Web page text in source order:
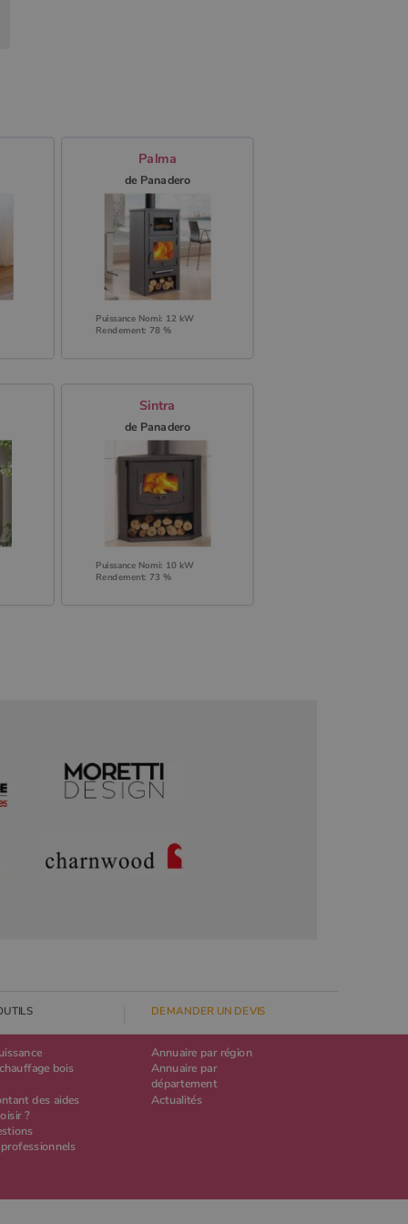
Palma
de Panadero
Puissance Nomi: 12 kW
Rendement: 78 %
Sintra
de Panadero
Puissance Nomi: 10 kW
Rendement: 73 %
DEMANDER UN DEVIS
bois
des aides
?
Annuaire par région
Annuaire par
département
Actualités